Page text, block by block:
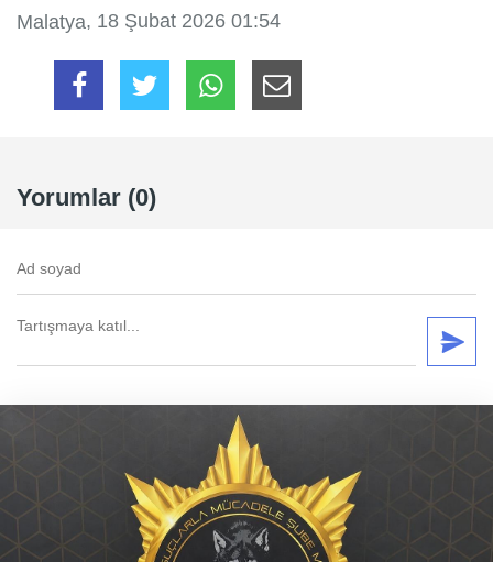
Malatya, 18 Şubat 2026 01:54
Yorumlar (0)